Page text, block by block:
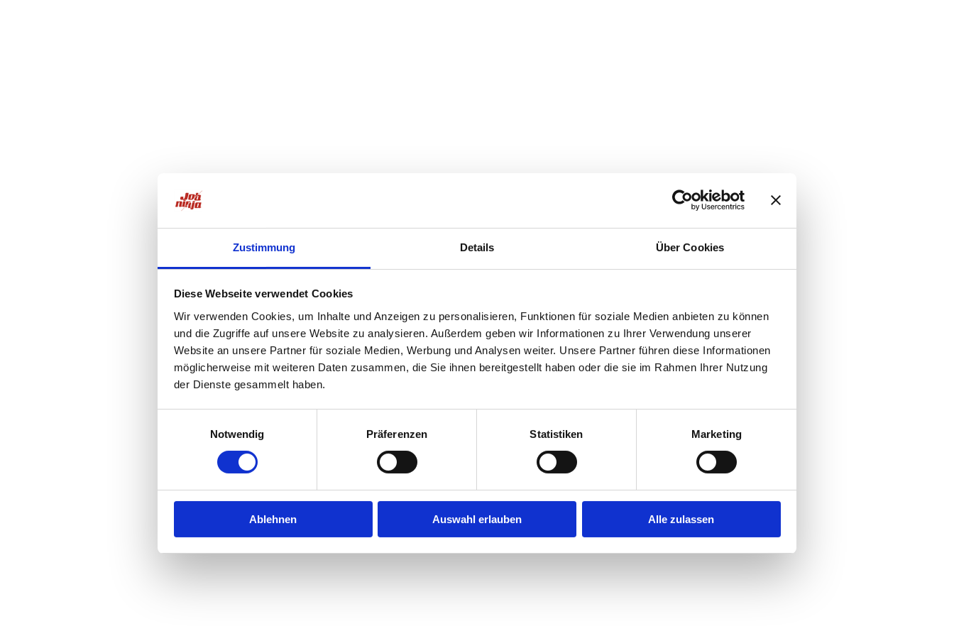
Zustimmung Details Über Cookies
Diese Webseite verwendet Cookies
Wir verwenden Cookies, um Inhalte und Anzeigen zu personalisieren, Funktionen für soziale Medien anbieten zu können
und die Zugriffe auf unsere Website zu analysieren. Außerdem geben wir Informationen zu Ihrer Verwendung unserer
Website an unsere Partner für soziale Medien, Werbung und Analysen weiter. Unsere Partner führen diese Informationen
möglicherweise mit weiteren Daten zusammen, die Sie ihnen bereitgestellt haben oder die sie im Rahmen Ihrer Nutzung
der Dienste gesammelt haben.
Notwendig
Präferenzen Statistiken Marketing
Ablehnen Auswahl erlauben Alle zulassen
Application error: aclient-side exception has occurred while loadingjobninja.com(see the browser consolefor more information).